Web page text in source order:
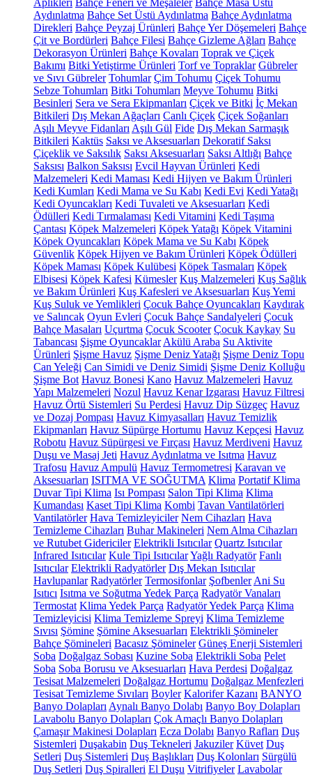
Aplikleri Bahçe Feneri ve Meşaleler Bahçe Masa Üstü
Aydınlatma Bahçe Set Üstü Aydınlatma Bahçe Aydınlatma
Direkleri Bahçe Peyzaj Ürünleri Bahçe Yer Döşemeleri Bahçe
Çit ve Bordürleri Bahçe Filesi Bahçe Gizleme Ağları Bahçe
Dekorasyon Ürünleri Bahçe Kovaları Toprak ve Çiçek
Bakımı Bitki Yetiştirme Ürünleri Torf ve Topraklar Gübreler
ve Sıvı Gübreler Tohumlar Çim Tohumu Çiçek Tohumu
Sebze Tohumları Bitki Tohumları Meyve Tohumu Bitki
Besinleri Sera ve Sera Ekipmanları Çiçek ve Bitki İç Mekan
Bitkileri Dış Mekan Ağaçları Canlı Çiçek Çiçek Soğanları
Aşılı Meyve Fidanları Aşılı Gül Fide Dış Mekan Sarmaşık
Bitkileri Kaktüs Saksı ve Aksesuarları Dekoratif Saksı
Çiçeklik ve Saksılık Saksı Aksesuarları Saksı Altlığı Bahçe
Saksısı Balkon Saksısı Evcil Hayvan Ürünleri Kedi
Malzemeleri Kedi Maması Kedi Hijyen ve Bakım Ürünleri
Kedi Kumları Kedi Mama ve Su Kabı Kedi Evi Kedi Yatağı
Kedi Oyuncakları Kedi Tuvaleti ve Aksesuarları Kedi
Ödülleri Kedi Tırmalaması Kedi Vitamini Kedi Taşıma
Çantası Köpek Malzemeleri Köpek Yatağı Köpek Vitamini
Köpek Oyuncakları Köpek Mama ve Su Kabı Köpek
Güvenlik Köpek Hijyen ve Bakım Ürünleri Köpek Ödülleri
Köpek Maması Köpek Kulübesi Köpek Tasmaları Köpek
Elbisesi Köpek Kafesi Kümesler Kuş Malzemeleri Kuş Sağlık
ve Bakım Ürünleri Kuş Kafesleri ve Aksesuarları Kuş Yemi
Kuş Suluk ve Yemlikleri Çocuk Bahçe Oyuncakları Kaydırak
ve Salıncak Oyun Evleri Çocuk Bahçe Sandalyeleri Çocuk
Bahçe Masaları Uçurtma Çocuk Scooter Çocuk Kaykay Su
Tabancası Şişme Oyuncaklar Akülü Araba Su Aktivite
Ürünleri Şişme Havuz Şişme Deniz Yatağı Şişme Deniz Topu
Can Yeleği Can Simidi ve Deniz Simidi Şişme Deniz Kolluğu
Şişme Bot Havuz Bonesi Kano Havuz Malzemeleri Havuz
Yapı Malzemeleri Nozul Havuz Kenar Izgarası Havuz Filtresi
Havuz Örtü Sistemleri Su Perdesi Havuz Dip Süzgeç Havuz
ve Dozaj Pompası Havuz Kimyasalları Havuz Temizlik
Ekipmanları Havuz Süpürge Hortumu Havuz Kepçesi Havuz
Robotu Havuz Süpürgesi ve Fırçası Havuz Merdiveni Havuz
Duşu ve Masaj Jeti Havuz Aydınlatma ve Isıtma Havuz
Trafosu Havuz Ampulü Havuz Termometresi Karavan ve
Aksesuarları ISITMA VE SOĞUTMA Klima Portatif Klima
Duvar Tipi Klima Isı Pompası Salon Tipi Klima Klima
Kumandası Kaset Tipi Klima Kombi Tavan Vantilatörleri
Vantilatörler Hava Temizleyiciler Nem Cihazları Hava
Temizleme Cihazları Buhar Makineleri Nem Alma Cihazları
ve Rutubet Gidericiler Elektrikli Isıtıcılar Quartz Isıtıcılar
Infrared Isıtıcılar Kule Tipi IsıtıcılarYağlı Radyatör Fanlı
Isıtıcılar Elektrikli Radyatörler Dış Mekan Isıtıcılar
Havlupanlar Radyatörler Termosifonlar Şofbenler Ani Su
Isıtıcı Isıtma ve Soğutma Yedek Parça Radyatör Vanaları
Termostat Klima Yedek Parça Radyatör Yedek Parça Klima
Temizleyicisi Klima Temizleme Spreyi Klima Temizleme
Sıvısı Şömine Şömine Aksesuarları Elektrikli Şömineler
Bahçe Şömineleri Bacasız Şömineler Güneş Enerji Sistemleri
Soba Doğalgaz Sobası Kuzine Soba Elektrikli Soba Pelet
Soba Soba Borusu ve Aksesuarları Hava Perdesi Doğalgaz
Tesisat Malzemeleri Doğalgaz Hortumu Doğalgaz Menfezleri
Tesisat Temizleme Sıvıları Boyler Kalorifer Kazanı BANYO
Banyo Dolapları Aynalı Banyo Dolabı Banyo Boy Dolapları
Lavabolu Banyo Dolapları Çok Amaçlı Banyo Dolapları
Çamaşır Makinesi Dolapları Ecza Dolabı Banyo Rafları Duş
Sistemleri Duşakabin Duş Tekneleri Jakuziler Küvet Duş
Setleri Duş Sistemleri Duş Başlıkları Duş Kolonları Sürgülü
Duş Setleri Duş Spiralleri El Duşu Vitrifiyeler Lavabolar